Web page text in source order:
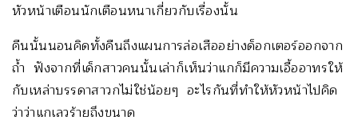
หัวหน้าเตือนนักเตือนหนาเกี่ยวกับเรื่องนั้น
คืนนั้นนอนคิดทั้งคืนถึงแผนการล่อเสืออย่างด็อกเตอร์ออกจาก
ถ้ำ ฟังจากที่เด็กสาวคนนั้นเล่าก็เห็นว่าแกก็มีความเอื้ออาทรให้
กับเหล่าบรรดาสาวกไม่ใช่น้อยๆ อะไรกันที่ทำให้หัวหน้าไปคิด
ว่าว่าแกเลวร้ายถึงขนาด